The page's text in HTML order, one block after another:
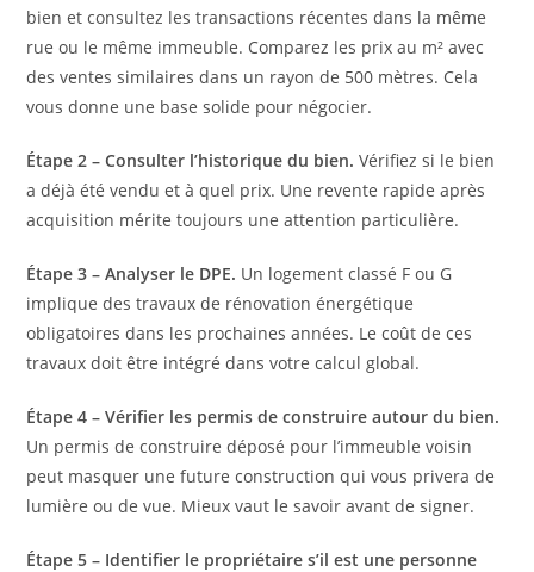
bien et consultez les transactions récentes dans la même
rue ou le même immeuble. Comparez les prix au m² avec
des ventes similaires dans un rayon de 500 mètres. Cela
vous donne une base solide pour négocier.
Étape 2 – Consulter l’historique du bien. Vérifiez si le bien
a déjà été vendu et à quel prix. Une revente rapide après
acquisition mérite toujours une attention particulière.
Étape 3 – Analyser le DPE. Un logement classé F ou G
implique des travaux de rénovation énergétique
obligatoires dans les prochaines années. Le coût de ces
travaux doit être intégré dans votre calcul global.
Étape 4 – Vérifier les permis de construire autour du bien.
Un permis de construire déposé pour l’immeuble voisin
peut masquer une future construction qui vous privera de
lumière ou de vue. Mieux vaut le savoir avant de signer.
Étape 5 – Identifier le propriétaire s’il est une personne